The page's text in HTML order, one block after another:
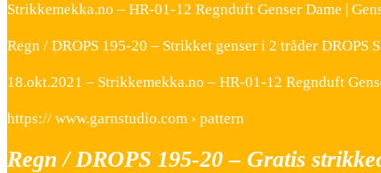
Strikkemekka.no – HR-01-12 Regnduft Genser Dame |
Regn / DROPS 195-20 – Strikket genser i 2 tråder
18.okt.2021 – Strikkemekka.no – HR-01-12 Regnduft
https:// www.garnstudio.com › pattern
Regn / DROPS 195-20 – Gratis